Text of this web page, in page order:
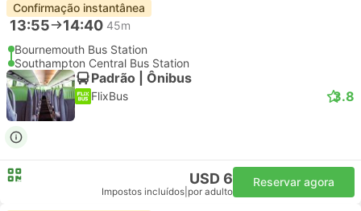
Confirmação instantânea
13:55 14:40 45m
Bournemouth Bus Station
Southampton Central Bus Station
Padrão | Ônibus
FlixBus 3.8
USD 6
Impostos incluídos por adulto
Reservar agora